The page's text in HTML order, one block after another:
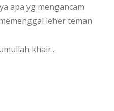
apa yg mengancam
leher teman
khair..